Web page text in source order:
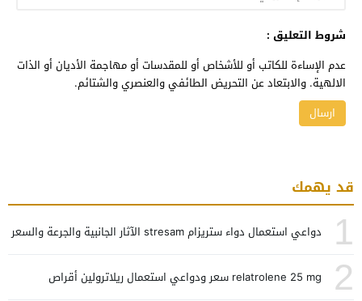
شروط التعليق :
عدم الإساءة للكاتب أو للأشخاص أو للمقدسات أو مهاجمة الأديان أو الذات
الالهية. والابتعاد عن التحريض الطائفي والعنصري والشتائم.
قد يهمك
1 دواعي استعمال دواء ستريزام stresam الآثار الجانبية والجرعة والسعر
2 relatrolene 25 mg سعر ودواعي استعمال ريلاترولين أقراص